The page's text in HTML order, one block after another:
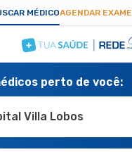
MÉDICOAGENDAR EXAME
perto de você:
Villa Lobos